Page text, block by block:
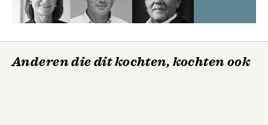
Anderen die dit kochten, kochten ook